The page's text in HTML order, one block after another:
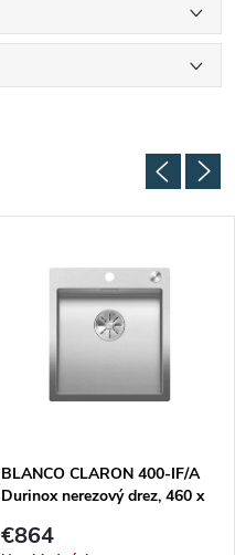
BLANCO CLARON 400-IF/A
Durinox nerezový drez, 460 x
€864